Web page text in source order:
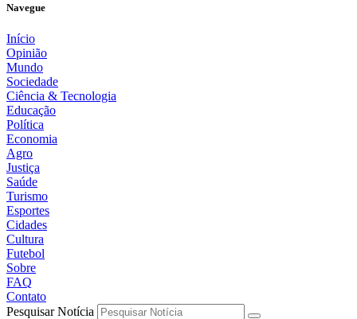
Navegue
Início
Opinião
Mundo
Sociedade
Ciência & Tecnologia
Educação
Política
Economia
Agro
Justiça
Saúde
Turismo
Esportes
Cidades
Cultura
Futebol
Sobre
FAQ
Contato
Pesquisar Notícia